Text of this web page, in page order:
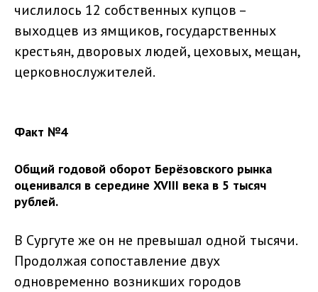
числилось 12 собственных купцов –
выходцев из ямщиков, государственных
крестьян, дворовых людей, цеховых, мещан,
церковнослужителей.
Факт №4
Общий годовой оборот Берёзовского рынка
оценивался в середине XVIII века в 5 тысяч
рублей.
В Сургуте же он не превышал одной тысячи.
Продолжая сопоставление двух
одновременно возникших городов